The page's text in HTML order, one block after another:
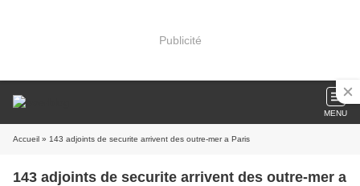
Publicité
MENU
Accueil » 143 adjoints de securite arrivent des outre-mer a Paris
143 adjoints de securite arrivent des outre-mer a